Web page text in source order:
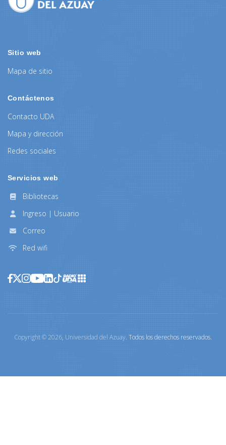
Sitio web
Mapa de sitio
Contáctenos
Contacto UDA
Mapa y dirección
Redes sociales
Servicios web
Bibliotecas
Ingreso | Usuario
Correo
Red wifi
Copyright ©2026, Universidad del Azuay. Todos los derechos reservados.